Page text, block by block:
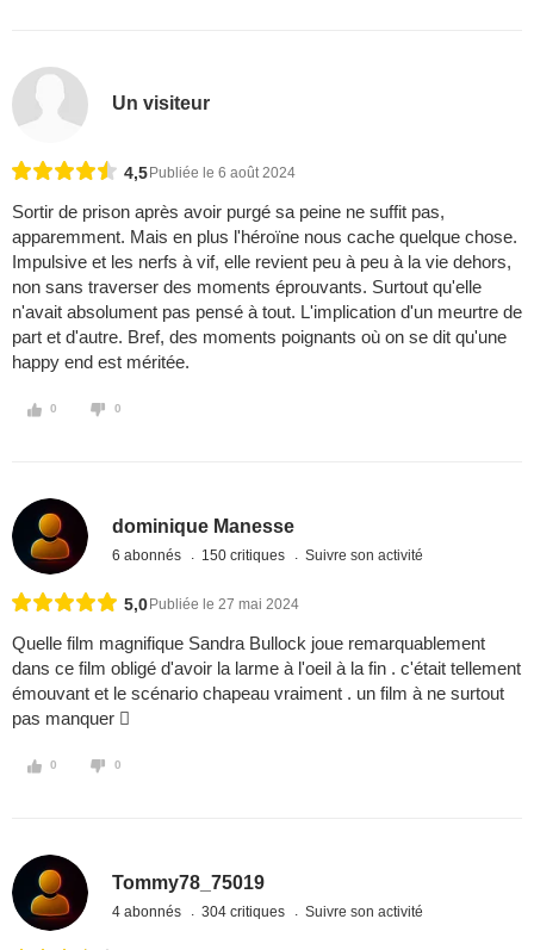
Un visiteur
4,5 Publiée le 6 août 2024
Sortir de prison après avoir purgé sa peine ne suffit pas,
apparemment. Mais en plus l'héroïne nous cache quelque chose.
Impulsive et les nerfs à vif, elle revient peu à peu à la vie dehors,
non sans traverser des moments éprouvants. Surtout qu'elle
n'avait absolument pas pensé à tout. L'implication d'un meurtre de
part et d'autre. Bref, des moments poignants où on se dit qu'une
happy end est méritée.
0 0
dominique Manesse
6 abonnés 150 critiques Suivre son activité
5,0 Publiée le 27 mai 2024
Quelle film magnifique Sandra Bullock joue remarquablement
dans ce film obligé d'avoir la larme à l'oeil à la fin . c'était tellement
émouvant et le scénario chapeau vraiment . un film à ne surtout
pas manquer 
0 0
Tommy78_75019
4 abonnés 304 critiques Suivre son activité